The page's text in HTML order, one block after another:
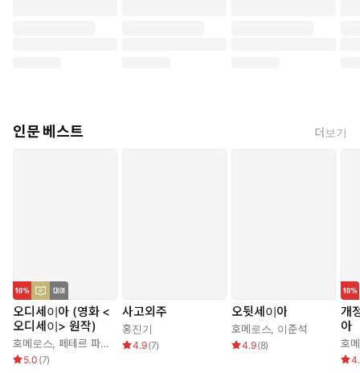
인문 베스트 더보기
오디세이아 (영화 <
오디세이> 원작)
호메로스, 페테르 파울 루벤스 ,박문재
5.0 (7)
사고외주
홍진기
4.9(7)
오뒷세이아
호메로스, 이준석
4.9(8)
개
아
호